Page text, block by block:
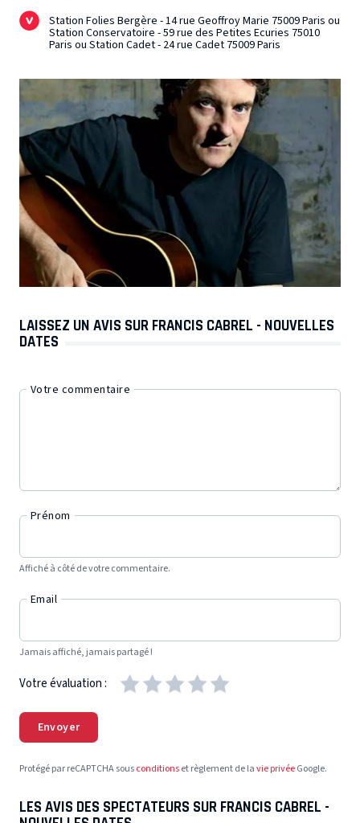
Station Folies Bergère - 14 rue Geoffroy Marie 75009 Paris ou
Station Conservatoire - 59 rue des Petites Ecuries 75010
Paris ou Station Cadet - 24 rue Cadet 75009 Paris
LAISSEZ UN AVIS SUR FRANCIS CABREL - NOUVELLES
DATES
Votre commentaire
Prénom
Affiché à côté de votre commentaire.
Email
Jamais affiché, jamais partagé !
Votre évaluation :
Envoyer
Protégé par reCAPTCHA sousconditionset règlement de lavie privéeGoogle.
LES AVIS DES SPECTATEURS SUR FRANCIS CABREL -